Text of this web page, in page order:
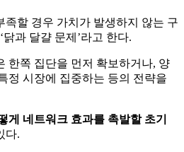
족할 경우 가치가 발생하지 않는 구
과 달걀 문제’라고 한다.
한쪽 집단을 먼저 확보하거나, 양
정 시장에 집중하는 등의 전략을
게 네트워크 효과를 촉발할 초기
다.